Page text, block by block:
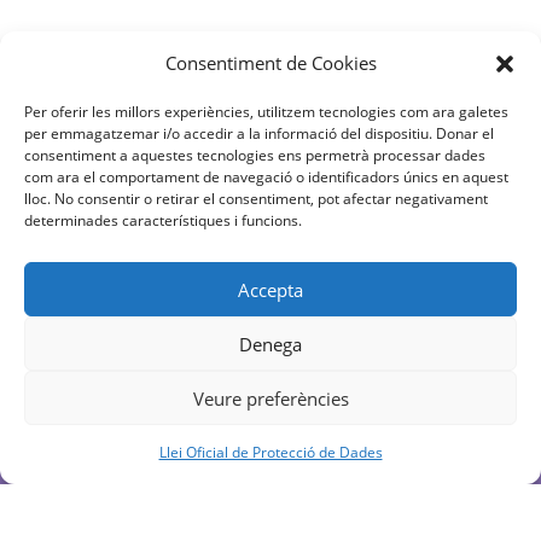
Consentiment de Cookies
Per oferir les millors experiències, utilitzem tecnologies com ara galetes
per emmagatzemar i/o accedir a la informació del dispositiu. Donar el
consentiment a aquestes tecnologies ens permetrà processar dades
com ara el comportament de navegació o identificadors únics en aquest
lloc. No consentir o retirar el consentiment, pot afectar negativament
determinades característiques i funcions.
Accepta
Denega
Veure preferències
Llei Oficial de Protecció de Dades
FacebookYouTubeInstagram